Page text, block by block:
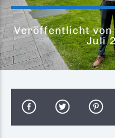
Run Away
Freischwimmer X Sarah
Veröffentlicht von
Juli